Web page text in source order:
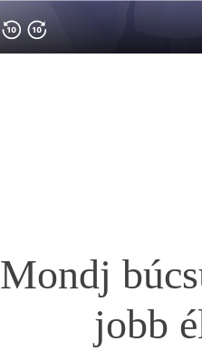
Mondj
jobb